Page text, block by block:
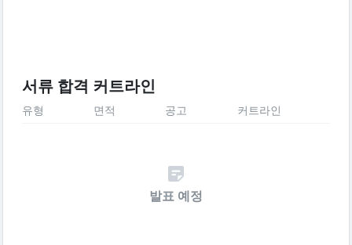
서류 합격 커트라인
유형 면적 공고 커트라인
발표 예정